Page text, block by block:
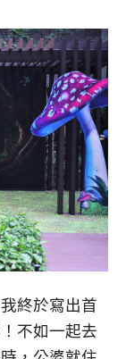
終於寫出首
不如一起去